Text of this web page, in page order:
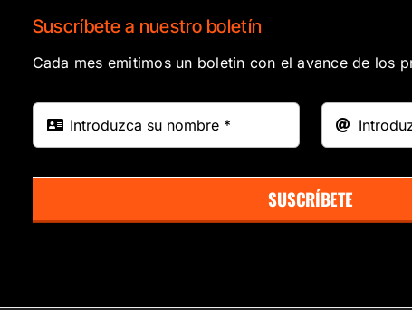
Suscríbete a nuestro boletín
Cada mes emitimos un boletin con el avance de los
SUSCRÍBETE